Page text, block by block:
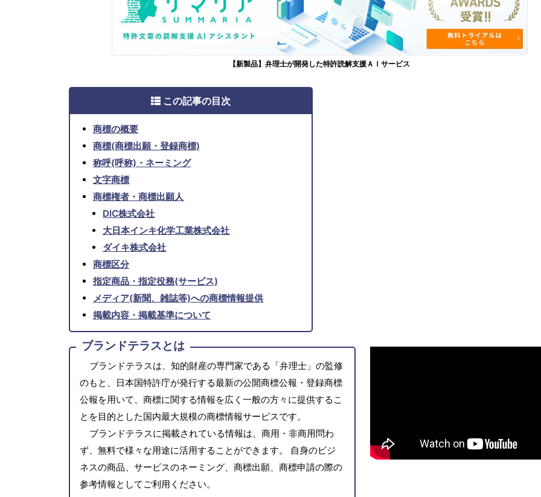
【新製品】弁理士が開発した特許読解支援ＡＩサービス
この記事の目次
商標の概要
商標(商標出願・登録商標)
称呼(呼称)・ネーミング
文字商標
商標権者・商標出願人
DIC株式会社
大日本インキ化学工業株式会社
ダイキ株式会社
商標区分
指定商品・指定役務(サービス)
メディア(新聞、雑誌等)への商標情報提供
掲載内容・掲載基準について
ブランドテラスとは
ブランドテラスは、知的財産の専門家である「弁理士」の監修
のもと、日本国特許庁が発行する最新の公開商標公報・登録商標
公報を用いて、商標に関する情報を広く一般の方々に提供するこ
とを目的とした国内最大規模の商標情報サービスです。
ブランドテラスに掲載されている情報は、商用・非商用問わ
ず、無料で様々な用途に活用することができます。 自身のビジ
ネスの商品、サービスのネーミング、商標出願、商標申請の際の
参考情報としてご利用ください。